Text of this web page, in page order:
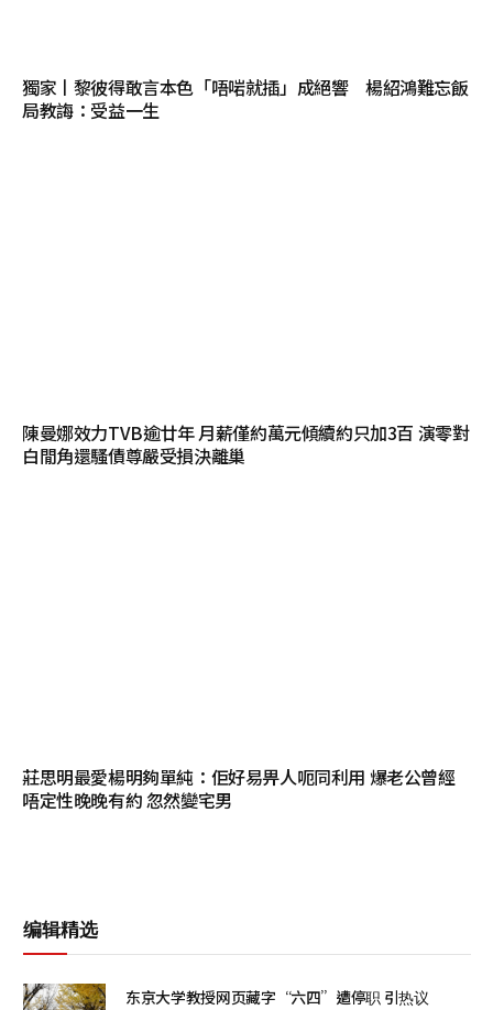
獨家丨黎彼得敢言本色「唔啱就插」成絕響 楊紹鴻難忘飯
局教誨：受益一生
陳曼娜效力TVB逾廿年 月薪僅約萬元傾續約只加3百 演零對
白閒角還騷債尊嚴受損決離巢
莊思明最愛楊明夠單純：佢好易畀人呃同利用 爆老公曾經
唔定性晚晚有約 忽然變宅男
编辑精选
东京大学教授网页藏字“六四”遭停职 引热议